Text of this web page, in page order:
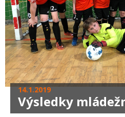
14.1.2019
Výsledky